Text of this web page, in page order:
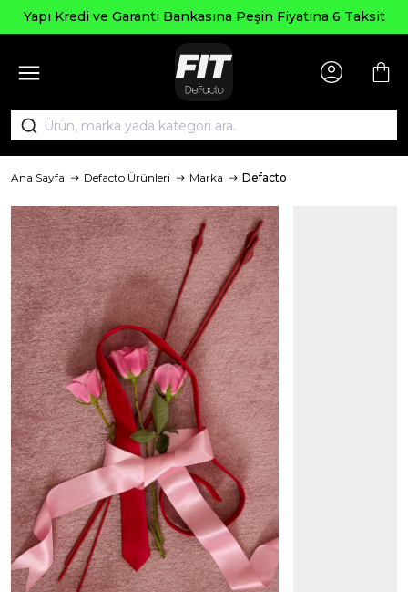
Yapı Kredi ve Garanti Bankasına Peşin Fiyatına 6 Taksit
Ana Sayfa Defacto Ürünleri Marka Defacto